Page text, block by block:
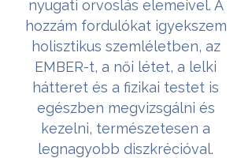
nyugati orvoslás elemeivel. A
hozzám fordulókat igyekszem
holisztikus szemléletben, az
EMBER-t, a női létet, a lelki
hátteret és a fizikai testet is
egészben megvizsgálni és
kezelni, természetesen a
legnagyobb diszkrécióval.